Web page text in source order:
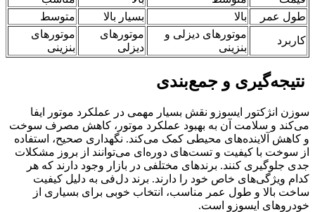
طول عمر
بالا بسیار بالا
متوسط
کاربرد
موتورهای دیزلی و
بنزینی
موتورهای
دیزلی
موتورهای
بنزینی
نتیجه‌گیری و جمع‌بندی
سوزن انژکتور ایسوزو نقش بسیار مهمی در عملکرد موتور ایفا
می‌کند و سلامت آن به بهبود عملکرد موتور، کاهش مصرف سوخت
و کاهش آلاینده‌های محیطی کمک می‌کند. نگهداری صحیح، استفاده
از سوخت با کیفیت و تست‌های دوره‌ای می‌توانند از بروز مشکلات
جدی جلوگیری کنند. برندهای مختلفی در بازار وجود دارند که هر
کدام ویژگی‌های خاص خود را دارند. برند دل‌فی به دلیل کیفیت
ساخت بالا و طول عمر مناسب، انتخاب خوبی برای بسیاری از
خودروهای ایسوزو است.